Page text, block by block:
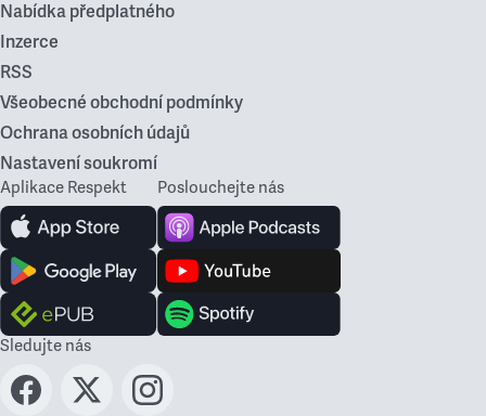
Nabídka předplatného
Inzerce
RSS
Všeobecné obchodní podmínky
Ochrana osobních údajů
Nastavení soukromí
Aplikace Respekt Poslouchejte nás
Sledujte nás